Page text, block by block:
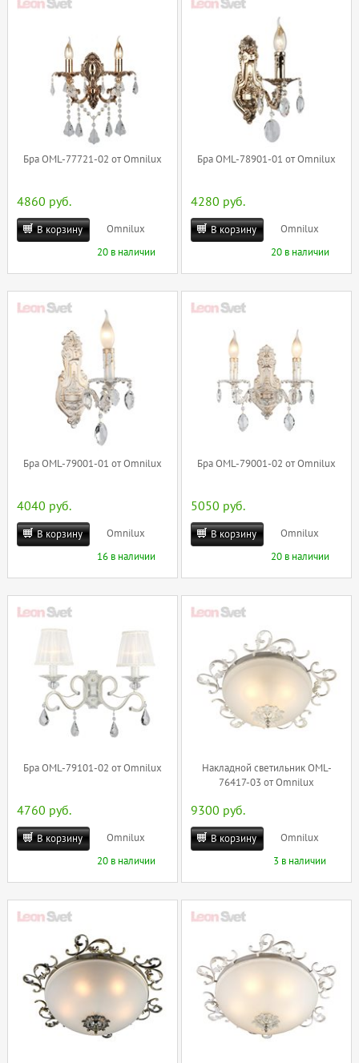
Бра OML-77721-02 от Omnilux
4860 руб.
В корзину
Omnilux
20 в наличии
Бра OML-78901-01 от Omnilux
4280 руб.
В корзину
Omnilux
20 в наличии
Бра OML-79001-01 от Omnilux
4040 руб.
В корзину
Omnilux
16 в наличии
Бра OML-79001-02 от Omnilux
5050 руб.
В корзину
Omnilux
20 в наличии
Бра OML-79101-02 от Omnilux
4760 руб.
В корзину
Omnilux
20 в наличии
Накладной светильник OML-
76417-03 от Omnilux
9300 руб.
В корзину
Omnilux
3 в наличии